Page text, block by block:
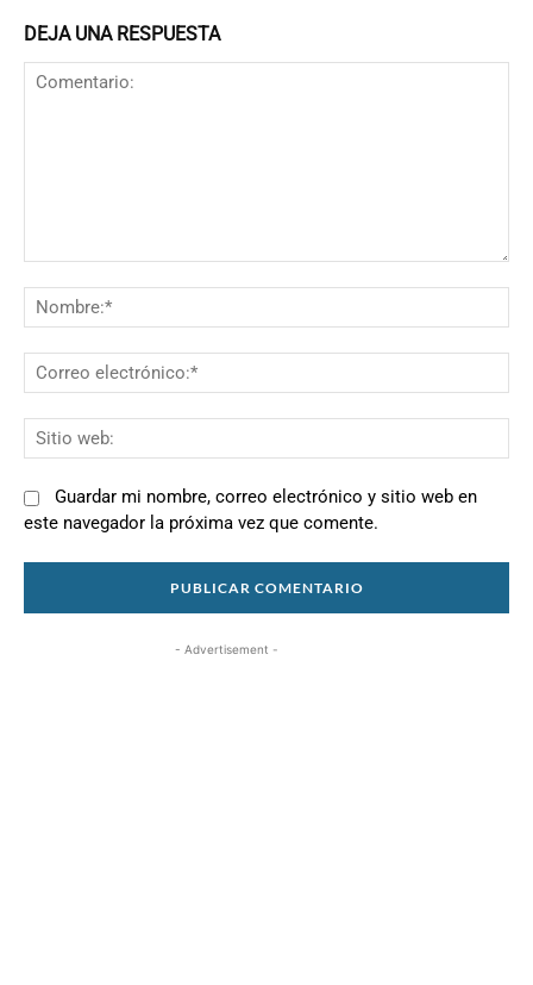
DEJA UNA RESPUESTA
Guardar mi nombre, correo electrónico y sitio web en
este navegador la próxima vez que comente.
- Advertisement -